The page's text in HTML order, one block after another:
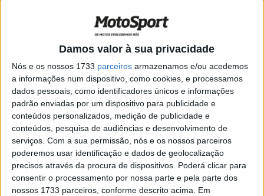
Damos valor à sua privacidade
Nós e os nossos 1733 parceiros armazenamos e/ou acedemos
a informações num dispositivo, como cookies, e processamos
dados pessoais, como identificadores únicos e informações
padrão enviadas por um dispositivo para publicidade e
conteúdos personalizados, medição de publicidade e
conteúdos, pesquisa de audiências e desenvolvimento de
serviços. Com a sua permissão, nós e os nossos parceiros
poderemos usar identificação e dados de geolocalização
precisos através da procura de dispositivos. Poderá clicar para
consentir o processamento por nossa parte e pela parte dos
nossos 1733 parceiros, conforme descrito acima. Em
🔊 Ouvir artigo
Na manga da classe Elite em Fernão Joanes, Paulo
Alberto aplicou a mesma “receita” que já tinha utilizado
nas duas mangas de MX1. O piloto da Yamaha arrancou
na frente e nunca mais ninguém o viu!
Não tivesse sido a lesão que sofreu anotes de começar a
época, Paulo Alberto podia estar hoje na luta pelo título
de campeão nacional de MX Elite. O leiriense venceu
todas as mangas das três provas que disputou até agora:
Casais de S. Quintino, Lustosa e Fernão Joanes.